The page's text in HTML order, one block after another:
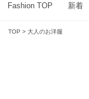
Fashion TOP 新着
TOP 大人のお洋服